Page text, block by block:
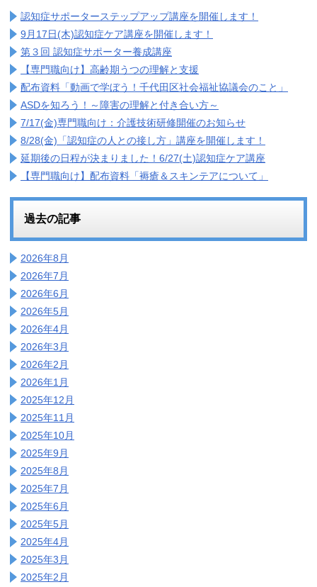
認知症サポーターステップアップ講座を開催します！
9月17日(木)認知症ケア講座を開催します！
第３回 認知症サポーター養成講座
【専門職向け】高齢期うつの理解と支援
配布資料「動画で学ぼう！千代田区社会福祉協議会のこと」
ASDを知ろう！～障害の理解と付き合い方～
7/17(金)専門職向け：介護技術研修開催のお知らせ
8/28(金)「認知症の人との接し方」講座を開催します！
延期後の日程が決まりました！6/27(土)認知症ケア講座
【専門職向け】配布資料「褥瘡＆スキンテアについて」
過去の記事
2026年8月
2026年7月
2026年6月
2026年5月
2026年4月
2026年3月
2026年2月
2026年1月
2025年12月
2025年11月
2025年10月
2025年9月
2025年8月
2025年7月
2025年6月
2025年5月
2025年4月
2025年3月
2025年2月